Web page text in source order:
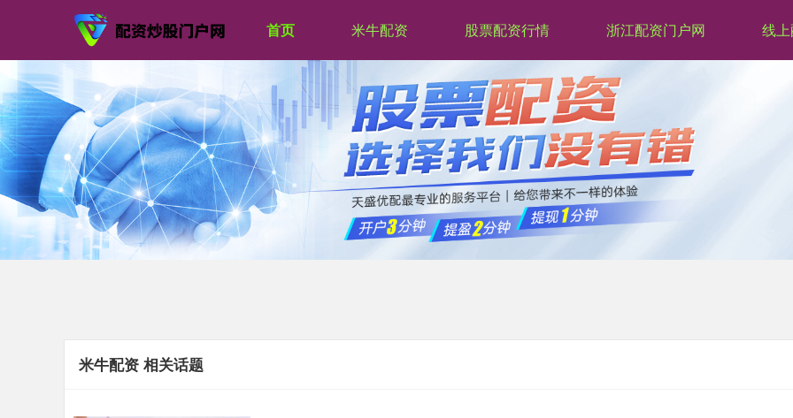
首页 米牛配资 股票配资行情 浙江配资门户网 线
米牛配资 相关话题